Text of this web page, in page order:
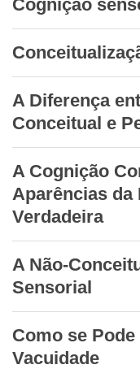
Cognição
A Diferença
Conceitual e
A Cognição
Aparências da
Verdadeira
A Não-
Sensorial
Como se
Vacuidade